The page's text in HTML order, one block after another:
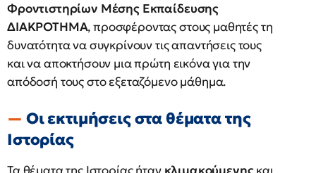
Φροντιστηρίων Μέσης Εκπαίδευσης
ΔΙΑΚΡΟΤΗΜΑ, προσφέροντας στους μαθητές τη
δυνατότητα να συγκρίνουν τις απαντήσεις τους
και να αποκτήσουν μια πρώτη εικόνα για την
απόδοσή τους στο εξεταζόμενο μάθημα.
Οι εκτιμήσεις στα θέματα της
Ιστορίας